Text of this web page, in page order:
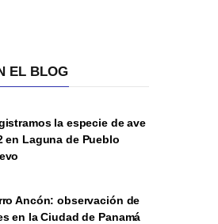
EL BLOG
la especie de ave
en Laguna de Pueblo
Ancón: observación de
en la Ciudad de Panamá